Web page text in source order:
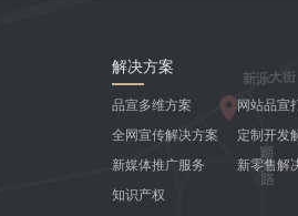
解决方案
品宣多维方案
网站品宣
全网宣传解决方案
定制开发
新媒体推广服务
新零售解
知识产权